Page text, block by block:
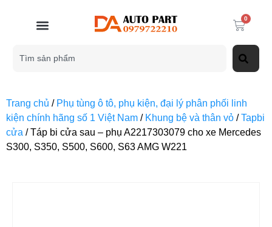
0
Trang chủ / Phụ tùng ô tô, phụ kiện, đại lý phân phối linh
kiện chính hãng số 1 Việt Nam / Khung bệ và thân vỏ /Tapbi
cửa / Táp bi cửa sau – phụ A2217303079 cho xe Mercedes
S300, S350, S500, S600, S63 AMG W221